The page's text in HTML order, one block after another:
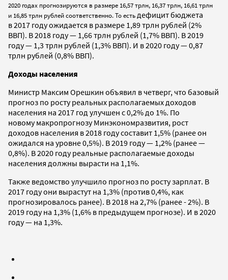
2020 годах прогнозируются в размере 16,57 трлн, 16,37 трлн, 16,61 трлн
и 16,85 трлн рублей соответственно. То есть дефицит бюджета
в 2017 году ожидается в размере 1,89 трлн рублей (2%
ВВП). В 2018 году — 1,66 трлн рублей (1,7% ВВП). В 2019
году — 1,3 трлн рублей (1,3% ВВП). И в 2020 году — 0,87
трлн рублей (0,8% ВВП).
Доходы населения
Министр Максим Орешкин объявил в четверг, что базовый
прогноз по росту реальных располагаемых доходов
населения на 2017 год улучшен с 0,2% до 1%. По
новому макропрогнозу Минэкономразвития, рост
доходов населения в 2018 году составит 1,5% (ранее он
ожидался на уровне 0,5%). В 2019 году — 1,2% (ранее —
0,8%). В 2020 году реальные располагаемые доходы
населения должны вырасти на 1,1%.
Также ведомство улучшило прогноз по росту зарплат. В
2017 году они вырастут на 1,3% (против 0,4%, как
прогнозировалось ранее). В 2018 на 2,7% (ранее - 2%). В
2019 году на 1,3% (1,6% в предыдущем прогнозе). И в 2020
году — на 1,3%.